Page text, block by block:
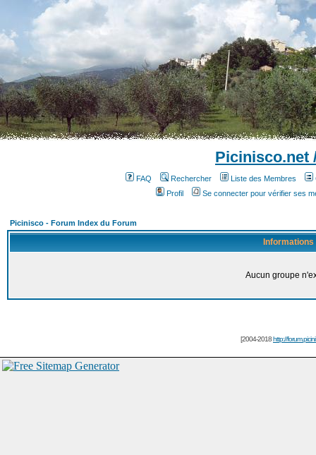
Picinisco.net
FAQ Rechercher Liste des Membres
Profil
Se connecter pour vérifier ses
Picinisco - Forum Index du Forum
Informations
Aucun groupe
[2004-2018http://